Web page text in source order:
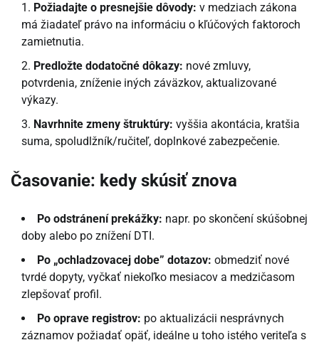
Požiadajte o presnejšie dôvody: v medziach zákona
má žiadateľ právo na informáciu o kľúčových faktoroch
zamietnutia.
Predložte dodatočné dôkazy: nové zmluvy,
potvrdenia, zníženie iných záväzkov, aktualizované
výkazy.
Navrhnite zmeny štruktúry: vyššia akontácia, kratšia
suma, spoludlžník/ručiteľ, doplnkové zabezpečenie.
Časovanie: kedy skúsiť znova
Po odstránení prekážky: napr. po skončení skúšobnej
doby alebo po znížení DTI.
Po „ochladzovacej dobe” dotazov: obmedziť nové
tvrdé dopyty, vyčkať niekoľko mesiacov a medzičasom
zlepšovať profil.
Po oprave registrov: po aktualizácii nesprávnych
záznamov požiadať opäť, ideálne u toho istého veriteľa s